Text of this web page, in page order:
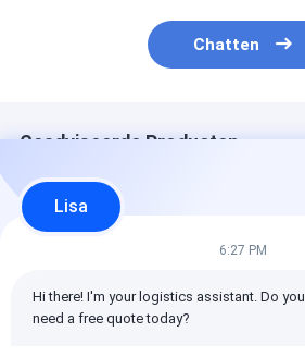
Chatten
Geadviseerde Producten
Lisa
6:27 PM
Hi there! I'm your logistics assistant. Do you
need a free quote today?